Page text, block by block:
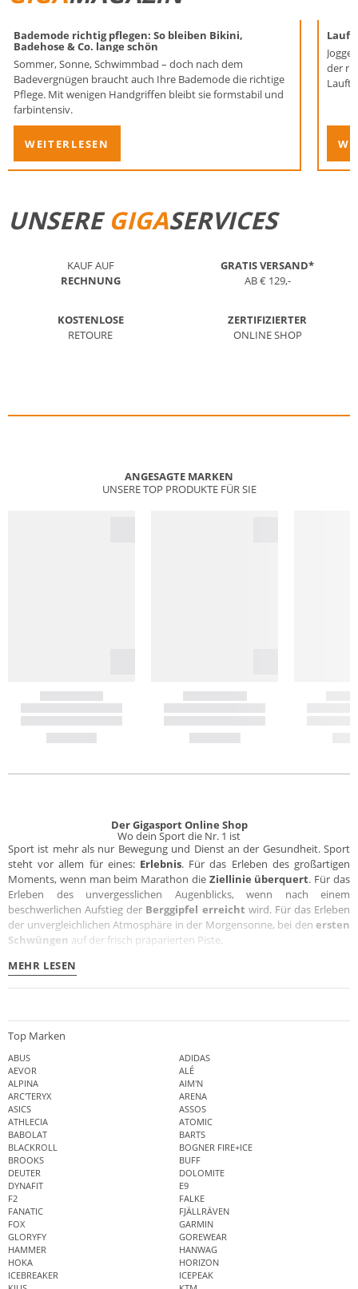
Bademode richtig pflegen: So bleiben Bikini,
Badehose & Co. lange schön
Sommer, Sonne, Schwimmbad – doch nach dem
Badevergnügen braucht auch Ihre Bademode die richtige
Pflege. Mit wenigen Handgriffen bleibt sie formstabil und
farbintensiv.
WEITERLESEN
der
UNSEREGIGASERVICES
KAUF AUF
RECHNUNG
GRATIS VERSAND*
AB € 129,-
KOSTENLOSE
RETOURE
ZERTIFIZIERTER
ONLINE SHOP
ANGESAGTE MARKEN
UNSERE TOP PRODUKTE FÜR SIE
Der Gigasport Online Shop
Wo dein Sport die Nr. 1 ist
Sport ist mehr als nur Bewegung und Dienst an der Gesundheit. Sport
steht vor allem für eines: Erlebnis. Für das Erleben des großartigen
Moments, wenn man beim Marathon die Ziellinie überquert. Für das
Erleben des unvergesslichen Augenblicks, wenn nach einem
beschwerlichen Aufstieg der Berggipfel erreicht wird. Für das Erleben
der unvergleichlichen Atmosphäre in der Morgensonne, bei den ersten
Schwüngen auf der frisch präparierten Piste.
MEHR LESEN
Top Marken
ABUS
ADIDAS
AEVOR
ALÉ
ALPINA
AIM'N
ARC'TERYX
ARENA
ASICS
ASSOS
ATHLECIA
ATOMIC
BABOLAT
BARTS
BLACKROLL
BOGNER FIRE+ICE
BROOKS
BUFF
DEUTER
DOLOMITE
DYNAFIT
E9
F2
FALKE
FANATIC
FJÄLLRÄVEN
FOX
GARMIN
GLORYFY
GOREWEAR
HAMMER
HANWAG
HOKA
HORIZON
ICEBREAKER
ICEPEAK